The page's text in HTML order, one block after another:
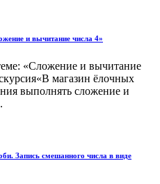
и вычитание числа 4»
«Сложение и вычитание
магазин ёлочных
выполнять сложение и
Запись смешанного числа в виде